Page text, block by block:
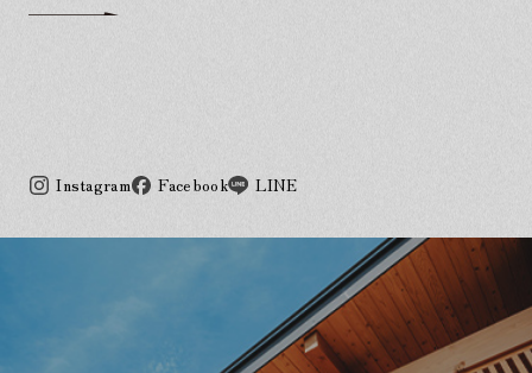
Instagram Facebook LINE